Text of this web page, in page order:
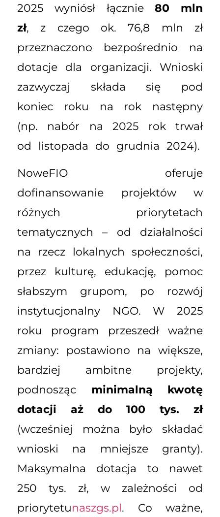
2025 wyniósł łącznie80 mln
zł, z czego ok. 76,8 mln zł
przeznaczono bezpośrednio na
dotacje dla organizacji. Wnioski
zazwyczaj składa się pod
koniec roku na rok następny
(np. nabór na 2025 rok trwał
od listopada do grudnia 2024).
NoweFIO oferuje
dofinansowanie projektów w
różnych priorytetach
tematycznych – od działalności
na rzecz lokalnych społeczności,
przez kulturę, edukację, pomoc
słabszym grupom, po rozwój
instytucjonalny NGO. W 2025
roku program przeszedł ważne
zmiany: postawiono na większe,
bardziej ambitne projekty,
podnosząc minimalną kwotę
dotacji aż do 100 tys. zł
(wcześniej można było składać
wnioski na mniejsze granty).
Maksymalna dotacja to nawet
250 tys. zł, w zależności od
priorytetunaszgs.pl. Co ważne,